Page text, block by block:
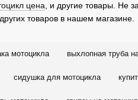
цена , и другие товары. Не
товаров в нашем магазине.
мотоцикла выхлопная труба
сидушка для мотоцикла